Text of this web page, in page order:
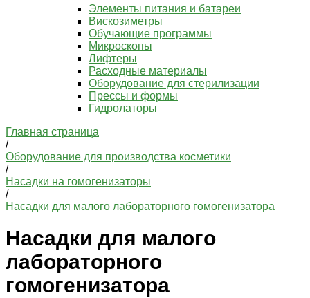
Элементы питания и батареи
Вискозиметры
Обучающие программы
Микроскопы
Лифтеры
Расходные материалы
Оборудование для стерилизации
Прессы и формы
Гидролаторы
Главная страница
/
Оборудование для производства косметики
/
Насадки на гомогенизаторы
/
Насадки для малого лабораторного гомогенизатора
Насадки для малого
лабораторного
гомогенизатора